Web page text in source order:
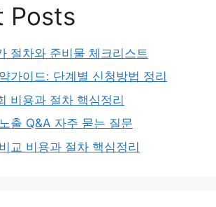
Posts
절차와 준비물 체크리스트
가이드: 단계별 신청방법 정리
비용과 절차 핵심정리
출 Q&A 자주 묻는 질문
교 비용과 절차 핵심정리